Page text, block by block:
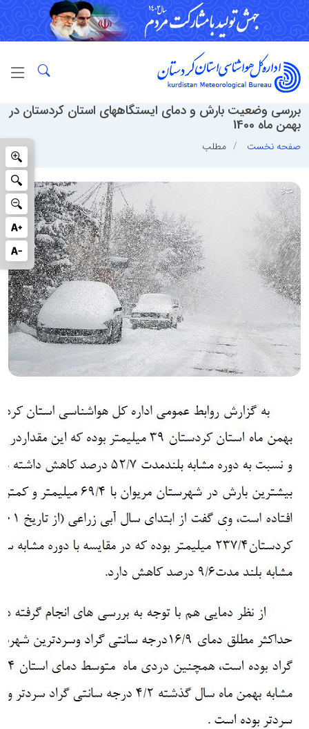
بررسی وضعیت بارش و دمای ایستگاههای استان کردستان در
بهمن ماه 1400
صفحه نخست مطلب